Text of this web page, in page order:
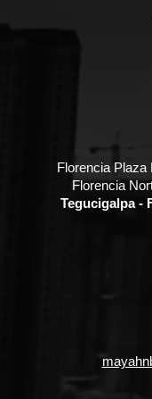
Florencia Plaza
Florencia
Tegucigalpa -